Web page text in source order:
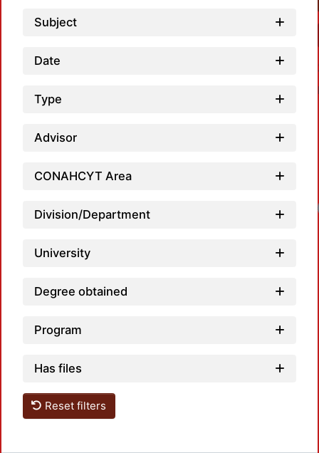
Subject
Date
Type
Advisor
CONAHCYT Area
Division/Department
University
Degree obtained
Program
Has files
Reset filters